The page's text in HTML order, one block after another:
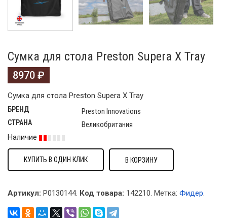
Сумка для стола Preston Supera X Tray
8970 ₽
Сумка для стола Preston Supera X Tray
БРЕНД Preston Innovations
СТРАНА
Великобритания
Наличие
КУПИТЬ В ОДИН КЛИК В КОРЗИНУ
Артикул: P0130144. Код товара: 142210. Метка: Фидер.